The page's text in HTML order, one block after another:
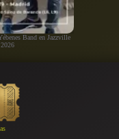
Band en Jazzville